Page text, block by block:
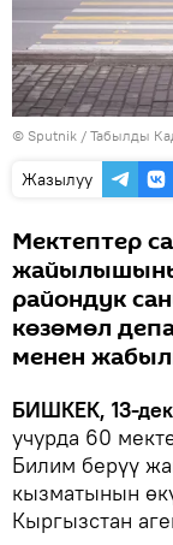
© Sputnik / Табылды
Жазылуу
Мектептер
райондук
көзөмөл
менен
БИШКЕК, 13-
учурда 60
Билим берүү
кызматынын
Кыргызстан